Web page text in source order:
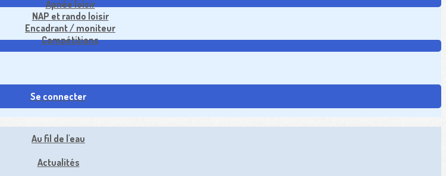
Apnée loisir
NAP et rando loisir
Encadrant / moniteur
Compétitions
Se connecter
Au fil de l'eau
Actualités